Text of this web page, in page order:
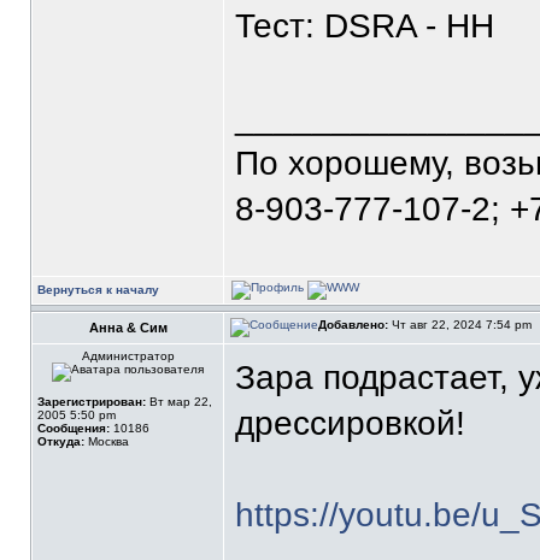
Тест: DSRA - HH
По хорошему,
8-903-777-107-2;
Вернуться к началу
Анна & Сим Добавлено: Чт авг 22, 2024 7:54 pm
Администратор
Зарегистрирован: Вт мар 22,
2005 5:50 pm
Сообщения: 10186
Откуда: Москва
Зара подрастает,
дрессировкой!
https://youtu.be/